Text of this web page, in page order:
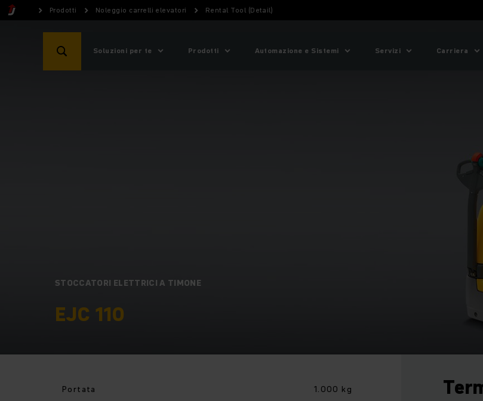
Prodotti Noleggio carrelli elevatori Rental Tool (Detail)
Soluzioni per te Prodotti Automazione e Sistemi Servizi Carriera
STOCCATORI ELETTRICI A TIMONE
EJC 110
Portata 1.000 kg